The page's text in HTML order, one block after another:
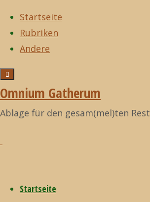
Zum
springen
Startseite
Rubriken
Andere
Omnium Gatherum
Ablage für den gesam(mel)ten Rest
Startseite
nem Aí
Tô